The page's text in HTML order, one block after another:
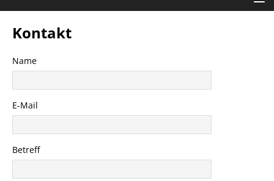
Kontakt
Name
E-Mail
Betreff